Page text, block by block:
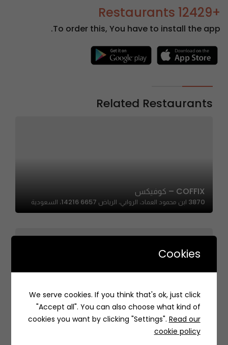
+12429 Restaurants
To order this, You have to install the app.
Related Restaurants
COFFIX – كوفيكس
3870 ابن محمود العماد، الروابي، الرياض 14216 6657، السعودية
Min Alakhir – من الآخر
السعودية
Cookies
We serve cookies. If you think that's ok, just click
"Accept all". You can also choose what kind of
cookies you want by clicking "Settings". Read our
cookie policy